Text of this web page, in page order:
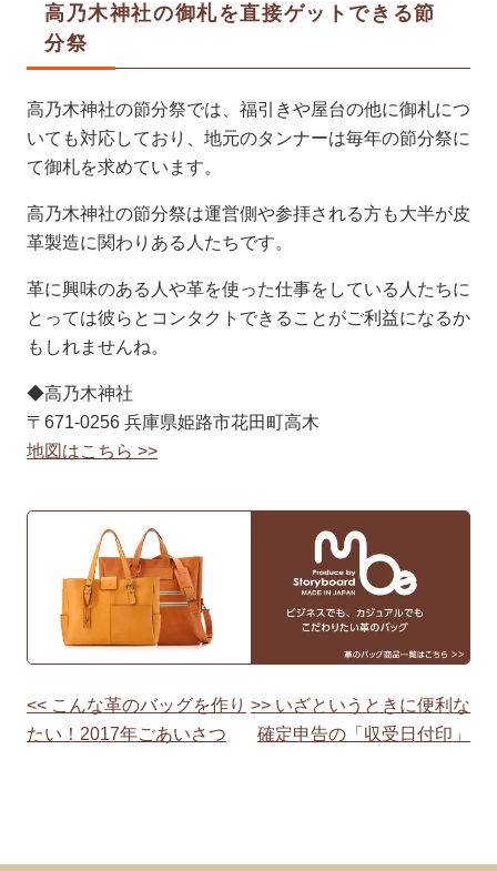
高乃木神社の御札を直接ゲットできる節
分祭
高乃木神社の節分祭では、福引きや屋台の他に御札につ
いても対応しており、地元のタンナーは毎年の節分祭に
て御札を求めています。
高乃木神社の節分祭は運営側や参拝される方も大半が皮
革製造に関わりある人たちです。
革に興味のある人や革を使った仕事をしている人たちに
とっては彼らとコンタクトできることがご利益になるか
もしれませんね。
◆高乃木神社
〒671-0256 兵庫県姫路市花田町高木
地図はこちら >>
投
<< こんな革のバッグを作り
たい！2017年ごあいさつ
>> いざというときに便利な
確定申告の「収受日付印」